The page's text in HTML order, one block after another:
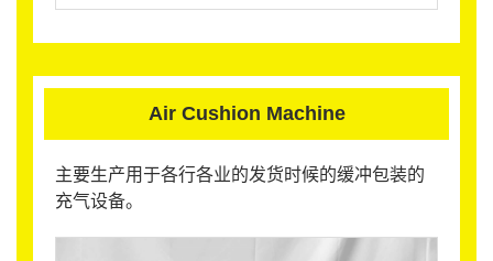
Air Cushion Machine
主要生产用于各行各业的发货时候的缓冲包装的
充气设备。